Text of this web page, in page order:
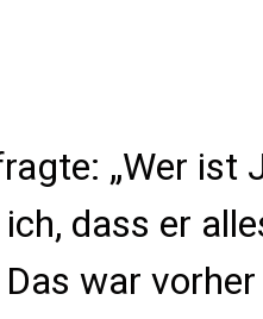
„Wer ist
dass er
war vorher